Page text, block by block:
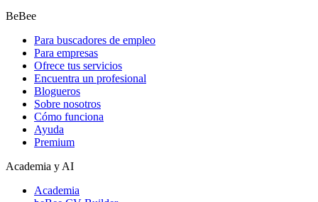
BeBee
Para buscadores de empleo
Para empresas
Ofrece tus servicios
Encuentra un profesional
Blogueros
Sobre nosotros
Cómo funciona
Ayuda
Premium
Academia y AI
Academia